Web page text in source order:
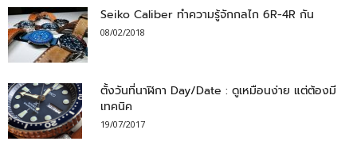
Seiko Caliber ทำความรู้จักกลไก 6R-4R กัน
08/02/2018
ตั้งวันที่นาฬิกา Day/Date : ดูเหมือนง่าย แต่ต้องมี
เทคนิค
19/07/2017